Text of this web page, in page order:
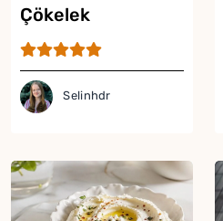
Çökelek
Sündürmesi Tarifi
Selinhdr